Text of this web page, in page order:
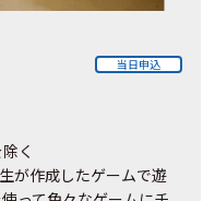
当日申込
く
が作成したゲームで遊